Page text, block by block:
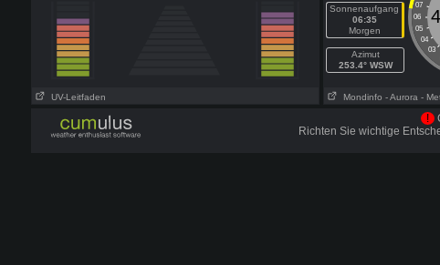
UV-Leitfaden
Sonnenaufgang
06:35
Morgen
Azimut
253.4° WSW
07
06
05
04
03
4
Mondinfo - Aurora -
!
Richten Sie wichtige